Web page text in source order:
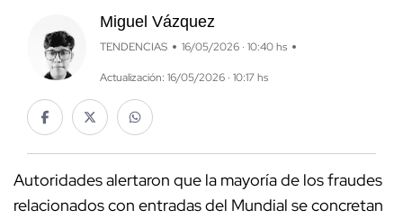
Miguel Vázquez
TENDENCIAS 16/05/2026 · 10:40 hs
Actualización: 16/05/2026 · 10:17 hs
Autoridades alertaron que la mayoría de los fraudes
relacionados con entradas del Mundial se concretan